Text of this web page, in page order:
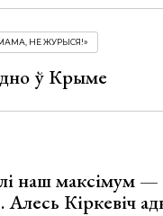
НЕ ЖУРЫСЯ!»
ў Крыме
наш максімум —
Алесь Кіркевіч